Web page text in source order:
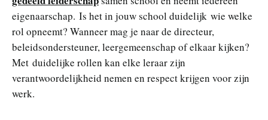
eigenaarschap. Is het in jouw school duidelijk wie welke
rol opneemt? Wanneer mag je naar de directeur,
beleidsondersteuner, leergemeenschap of elkaar kijken?
Met duidelijke rollen kan elke leraar zijn
verantwoordelijkheid nemen en respect krijgen voor zijn
werk.